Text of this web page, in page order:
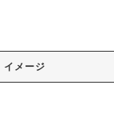
イメージ